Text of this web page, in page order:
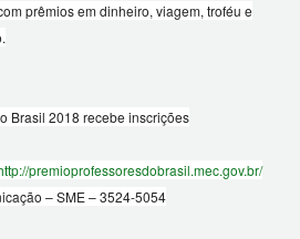
prêmios em dinheiro, viagem, troféu e
Brasil 2018 recebe inscrições
premioprofessoresdobrasil.mec.gov.br/
– SME – 3524-5054